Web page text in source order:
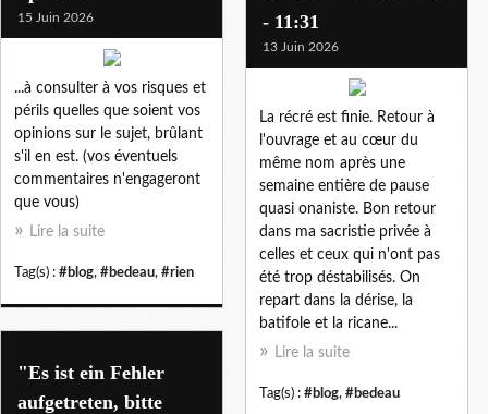
15 Juin 2026
...à consulter à vos risques et
périls quelles que soient vos
opinions sur le sujet, brûlant
s'il en est. (vos éventuels
commentaires n'engageront
que vous)
Lire la suite
Tag(s) : #blog, #bedeau, #rien
- 11:31
13 Juin 2026
La récré est finie. Retour à
l'ouvrage et au cœur du
même nom après une
semaine entière de pause
quasi onaniste. Bon retour
dans ma sacristie privée à
celles et ceux qui n'ont pas
été trop déstabilisés. On
repart dans la dérise, la
batifole et la ricane...
Lire la suite
Tag(s) : #blog, #bedeau
"Es ist ein Fehler
aufgetreten, bitte